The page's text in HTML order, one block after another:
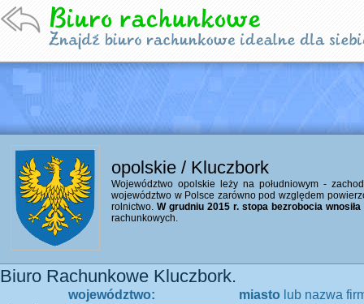
opolskie / Kluczbork
Województwo opolskie leży na południowym -
województwo w Polsce zarówno pod względem
rolnictwo.W grudniu 2015 r. stopa bezrobocia
rachunkowych.
Biuro Rachunkowe Kluczbork.
województwo: miasto lub nazwa